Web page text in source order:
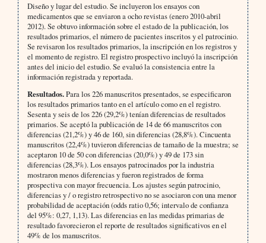
Diseño y lugar del estudio. Se incluyeron los ensayos con
medicamentos que se enviaron a ocho revistas (enero 2010-abril
2012). Se obtuvo información sobre el estado de la publicación, los
resultados primarios, el número de pacientes inscritos y el patrocinio.
Se revisaron los resultados primarios, la inscripción en los registros y
el momento de registro. El registro prospectivo incluyó la inscripción
antes del inicio del estudio. Se evaluó la consistencia entre la
información registrada y reportada.
Resultados.Para los 226 manuscritos presentados, se especificaron
los resultados primarios tanto en el artículo como en el registro.
Sesenta y seis de los 226 (29,2%) tenían diferencias de resultados
primarios. Se aceptó la publicación de 14 de 66 manuscritos con
diferencias (21,2%) y 46 de 160, sin diferencias (28,8%). Cincuenta
manuscritos (22,4%) tuvieron diferencias de tamaño de la muestra; se
aceptaron 10 de 50 con diferencias (20,0%) y 49 de 173 sin
diferencias (28,3%). Los ensayos patrocinados por la industria
mostraron menos diferencias y fueron registrados de forma
prospectiva con mayor frecuencia. Los ajustes según patrocinio,
diferencias y / o registro retrospectivo no se asociaron con una menor
probabilidad de aceptación (odds ratio 0,56; intervalo de confianza
del 95%: 0,27, 1,13). Las diferencias en las medidas primarias de
resultado favorecieron el reporte de resultados significativos en el
49% de los manuscritos.